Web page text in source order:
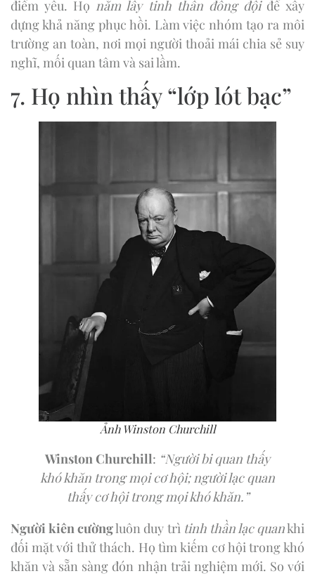
điểm yếu. Họ nắm lấy tinh thần đồng độiđể xây
dựng khả năng phục hồi. Làm việc nhóm tạo ra môi
trường an toàn, nơi mọi người thoải mái chia sẻ suy
nghĩ, mối quan tâm và sai lầm.
7. Họ nhìn thấy “lớp lót bạc”
Ảnh Winston Churchill
Winston Churchill: “Người bi quan thấy
khó khăn trong mọi cơ hội; người lạc quan
thấy cơ hội trong mọi khó khăn.”
Người kiên cườngluôn duy trì tinh thần lạc quankhi
đối mặt với thử thách. Họ tìm kiếm cơ hội trong khó
khăn và sẵn sàng đón nhận trải nghiệm mới. So với